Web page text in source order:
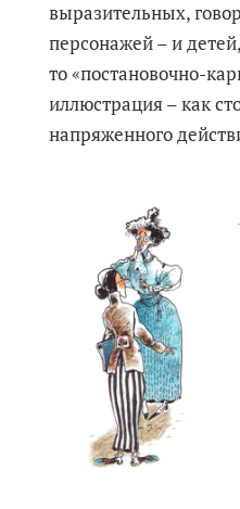
выразительных,
персонажей – и
то «постановочно-
иллюстрация – как
напряженного